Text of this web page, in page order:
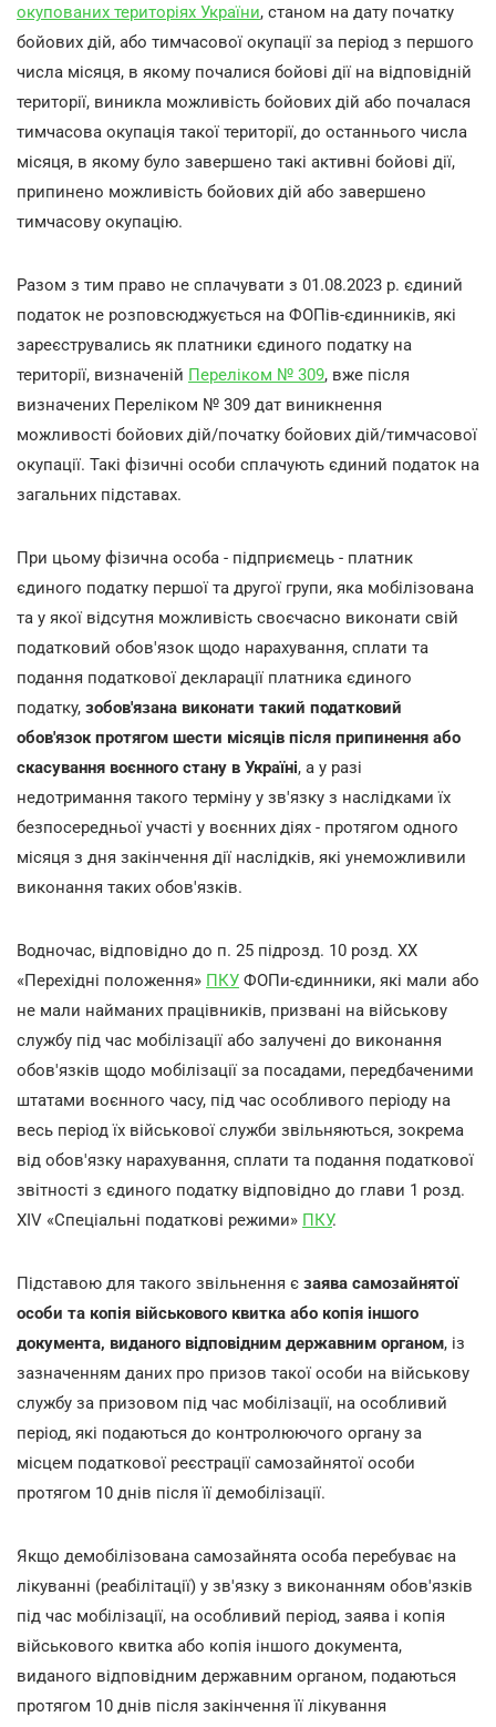
окупованих територіях України, станом на дату початку
бойових дій, або тимчасової окупації за період з першого
числа місяця, в якому почалися бойові дії на відповідній
території, виникла можливість бойових дій або почалася
тимчасова окупація такої території, до останнього числа
місяця, в якому було завершено такі активні бойові дії,
припинено можливість бойових дій або завершено
тимчасову окупацію.
Разом з тим право не сплачувати з 01.08.2023 р. єдиний
податок не розповсюджується на ФОПів-єдинників, які
зареєструвались як платники єдиного податку на
території, визначеній Переліком № 309, вже після
визначених Переліком № 309 дат виникнення
можливості бойових дій/початку бойових дій/тимчасової
окупації. Такі фізичні особи сплачують єдиний податок на
загальних підставах.
При цьому фізична особа - підприємець - платник
єдиного податку першої та другої групи, яка мобілізована
та у якої відсутня можливість своєчасно виконати свій
податковий обов'язок щодо нарахування, сплати та
подання податкової декларації платника єдиного
податку, зобов'язана виконати такий податковий
обов'язок протягом шести місяців після припинення або
скасування воєнного стану в Україні, а у разі
недотримання такого терміну у зв'язку з наслідками їх
безпосередньої участі у воєнних діях - протягом одного
місяця з дня закінчення дії наслідків, які унеможливили
виконання таких обов'язків.
Водночас, відповідно до п. 25 підрозд. 10 розд. XX
«Перехідні положення» ПКУ ФОПи-єдинники, які мали або
не мали найманих працівників, призвані на військову
службу під час мобілізації або залучені до виконання
обов'язків щодо мобілізації за посадами, передбаченими
штатами воєнного часу, під час особливого періоду на
весь період їх військової служби звільняються, зокрема
від обов'язку нарахування, сплати та подання податкової
звітності з єдиного податку відповідно до глави 1 розд.
XIV «Спеціальні податкові режими» ПКУ.
Підставою для такого звільнення є заява самозайнятої
особи та копія військового квитка або копія іншого
документа, виданого відповідним державним органом, із
зазначенням даних про призов такої особи на військову
службу за призовом під час мобілізації, на особливий
період, які подаються до контролюючого органу за
місцем податкової реєстрації самозайнятої особи
протягом 10 днів після її демобілізації.
Якщо демобілізована самозайнята особа перебуває на
лікуванні (реабілітації) у зв'язку з виконанням обов'язків
під час мобілізації, на особливий період, заява і копія
військового квитка або копія іншого документа,
виданого відповідним державним органом, подаються
протягом 10 днів після закінчення її лікування